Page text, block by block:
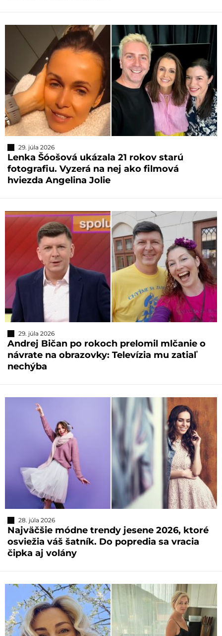
29. júla 2026
Lenka Šóošová ukázala 21 rokov starú
fotografiu. Vyzerá na nej ako filmová
hviezda Angelina Jolie
29. júla 2026
Andrej Bičan po rokoch prelomil mlčanie o
návrate na obrazovky: Televízia mu zatiaľ
nechýba
28. júla 2026
Najväčšie módne trendy jesene 2026, ktoré
osviežia váš šatník. Do popredia sa vracia
čipka aj volány